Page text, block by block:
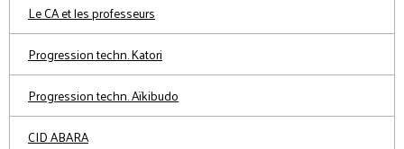
Le CA et les professeurs
Progression techn. Katori
Progression techn. Aïkibudo
CID ABARA